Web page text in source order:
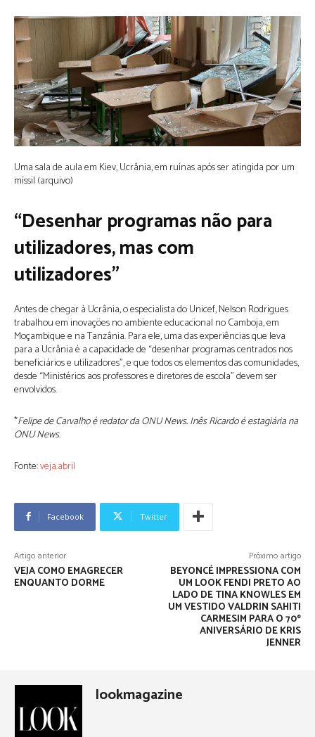
Uma sala de aula em Kiev, Ucrânia, em ruínas após ser atingida por um
míssil (arquivo)
“Desenhar programas não para
utilizadores, mas com
utilizadores”
Antes de chegar à Ucrânia, o especialista do Unicef, Nelson Rodrigues
trabalhou em inovações no ambiente educacional no Camboja, em
Moçambique e na Tanzânia. Para ele, uma das experiências que leva
para a Ucrânia é a capacidade de “desenhar programas centrados nos
beneficiários e utilizadores”, e que todos os elementos das comunidades,
desde “Ministérios aos professores e diretores de escola” devem ser
envolvidos.
*Felipe de Carvalho é redator da ONU News. Inês Ricardo é estagiária na
ONU News.
Fonte:veja.abril
Facebook Twitter
Artigo anterior
VEJA COMO EMAGRECER
ENQUANTO DORME
Próximo artigo
BEYONCÉ IMPRESSIONA COM
UM LOOK FENDI PRETO AO
LADO DE TINA KNOWLES EM
UM VESTIDO VALDRIN SAHITI
CARMESIM PARA O 70º
ANIVERSÁRIO DE KRIS
JENNER
lookmagazine